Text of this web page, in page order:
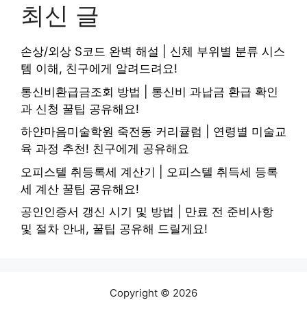
최신 글
손상/외상 S코드 완벽 해설 | 신체 부위별 분류 시스
템 이해, 친구에게 알려드려요!
통신비환급금조회 방법 | 통신비 과납금 환급 확인
과 신청 꿀팁 공유해요!
하얀마음미술학원 죽전동 커리큘럼 | 연령별 미술교
육 과정 추천! 친구에게 공유해요
오피스텔 취등록세 계산기 | 오피스텔 취득세 등록
세 계산 꿀팁 공유해요!
공인인증서 갱신 시기 및 방법 | 만료 전 준비사항
및 절차 안내, 꿀팁 공유해 드릴게요!
Copyright © 2026